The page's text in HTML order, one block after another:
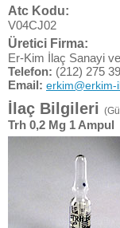
Atc Kodu:
V04CJ02
Üretici Firma:
Er-Kim İlaç Sanayi
Telefon: (212) 275
Email: erkim@erkim-
İlaç Bilgileri
Trh 0,2 Mg 1 Ampul